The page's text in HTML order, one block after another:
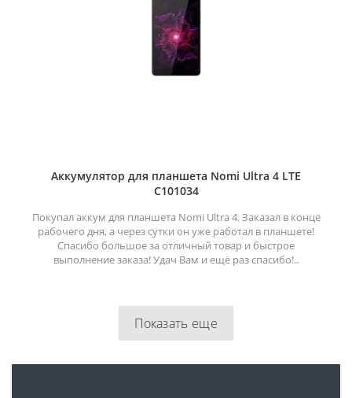
Аккумулятор для планшета Nomi Ultra 4 LTE
C101034
Покупал аккум для планшета Nomi Ultra 4. Заказал в конце
рабочего дня, а через сутки он уже работал в планшете!
Спасибо большое за отличный товар и быстрое
выполнение заказа! Удач Вам и ещё раз спасибо!..
Показать еще